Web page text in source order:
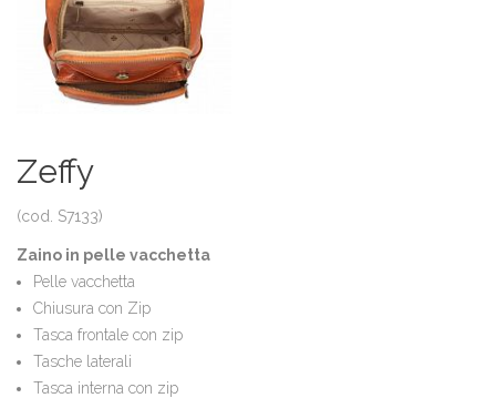
Zeffy
(cod. S7133)
Zaino in pelle vacchetta
Pelle vacchetta
Chiusura con Zip
Tasca frontale con zip
Tasche laterali
Tasca interna con zip